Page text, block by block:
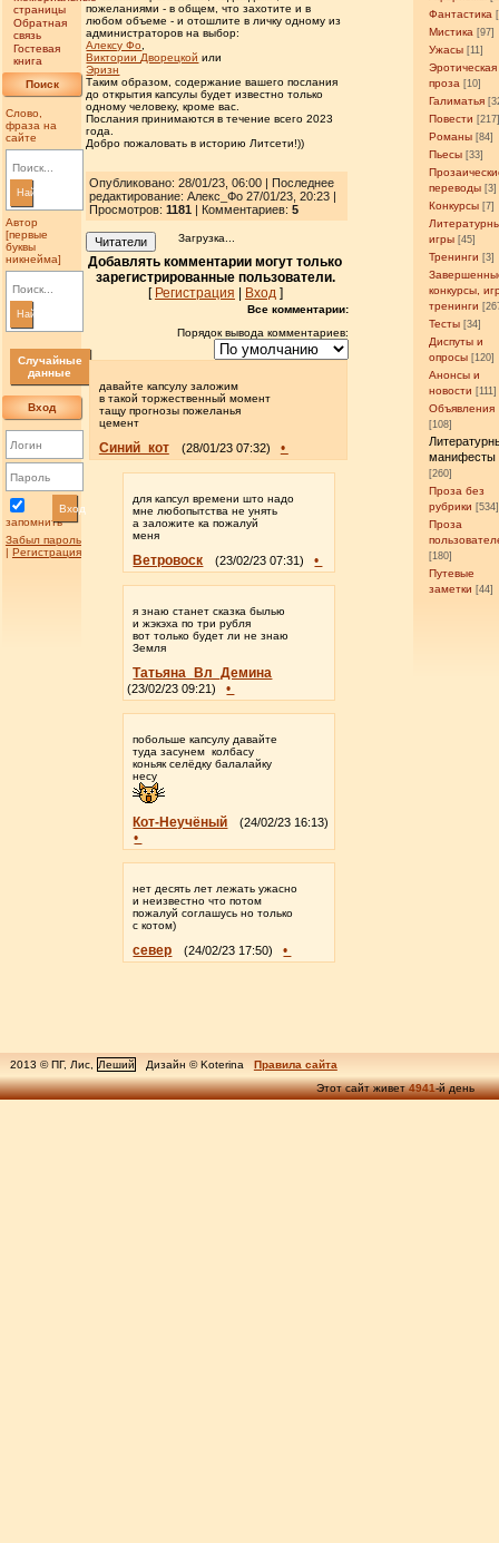
страницы
Обратная
связь
Гостевая
книга
Поиск
Слово,
фраза на
сайте
Найти
Автор
[первые
буквы
никнейма]
Найти
Случайные
данные
Вход
запомнить
Вход
Забыл пароль
| Регистрация
Фантастика
Мистика [97]
Ужасы [11]
Эротическая
проза [10]
Галиматья
Повести
Романы [84]
Пьесы [33]
переводы [3]
Конкурсы [7]
игры [45]
Тренинги [3]
конкурсы,
тренинги
Тесты [34]
Диспуты и
опросы [120]
Анонсы и
новости [111]
Объявления
[108]
манифесты
[260]
Проза без
рубрики [534]
Проза
[180]
Путевые
заметки [44]
пожеланиями - в общем, что захотите и в
любом объеме - и отошлите в личку одному из
администраторов на выбор:
Алексу Фо,
Виктории Дворецкой или
Эризн
Таким образом, содержание вашего послания
до открытия капсулы будет известно только
одному человеку, кроме вас.
Послания принимаются в течение всего 2023
года.
Добро пожаловать в историю Литсети!))
Опубликовано: 28/01/23, 06:00 | Последнее
редактирование: Алекс_Фо 27/01/23, 20:23 |
Просмотров: 1181| Комментариев: 5
Читатели Загрузка...
Добавлять комментарии могут только
зарегистрированные пользователи.
[ Регистрация Вход]
Все комментарии:
Порядок вывода комментариев:
давайте капсулу заложим
в такой торжественный момент
тащу прогнозы пожеланья
цемент
Синий_кот (28/01/23 07:32) •
для капсул времени што надо
мне любопытства не унять
а заложите ка пожалуй
меня
Ветровоск (23/02/23 07:31) •
я знаю станет сказка былью
и жэкэха по три рубля
вот только будет ли не знаю
Земля
Татьяна_Вл_Демина
(23/02/23 09:21) •
побольше капсулу давайте
туда засунем колбасу
коньяк селёдку балалайку
несу
Кот-Неучёный (24/02/23 16:13)
•
нет десять лет лежать ужасно
и неизвестно что потом
пожалуй соглашусь но только
с котом)
север (24/02/23 17:50) •
2013 © ПГ, Лис, Леший Дизайн © Koterina
Правила сайта
Этот сайт живет4941-й день